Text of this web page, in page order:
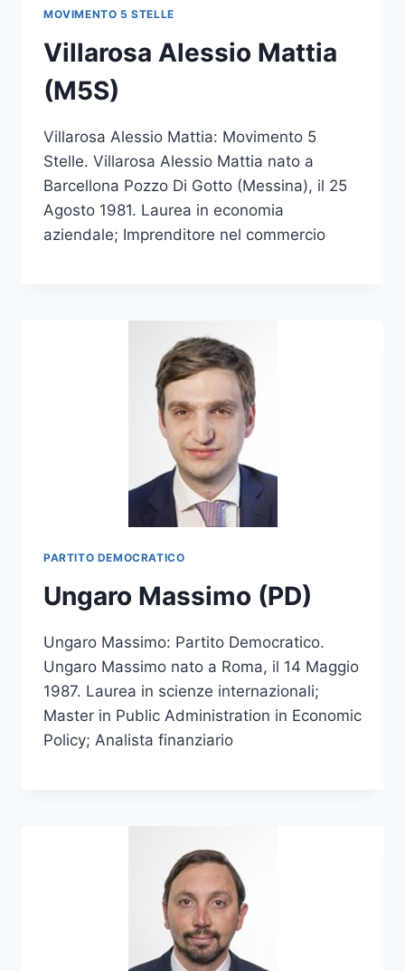
MOVIMENTO 5 STELLE
Villarosa Alessio Mattia
(M5S)
Villarosa Alessio Mattia: Movimento 5
Stelle. Villarosa Alessio Mattia nato a
Barcellona Pozzo Di Gotto (Messina), il 25
Agosto 1981. Laurea in economia
aziendale; Imprenditore nel commercio
PARTITO DEMOCRATICO
Ungaro Massimo (PD)
Ungaro Massimo: Partito Democratico.
Ungaro Massimo nato a Roma, il 14 Maggio
1987. Laurea in scienze internazionali;
Master in Public Administration in Economic
Policy; Analista finanziario